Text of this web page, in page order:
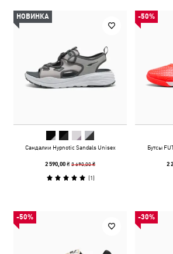
НОВИНКА
Сандалии Hypnotic Sandals Unisex
2 590,00 ₴3 690,00 ₴
(1)
-50%
Бутсы
2
-50% -30%